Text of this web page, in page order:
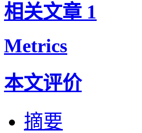
相关文章 1
Metrics
本文评价
摘要